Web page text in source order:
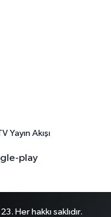
Yayın Akışı
Her hakkı saklıdır.